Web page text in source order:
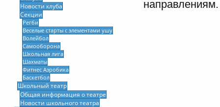
Новости клуба
Секции
Регби
Веселые старты с элементами ушу
Волейбол
Самооборона
Школьная лига
Шахматы
Фитнес Аэробика
Баскетбол
Школьный театр
Общая информация о театре
Новости школьного театра
направлениям.